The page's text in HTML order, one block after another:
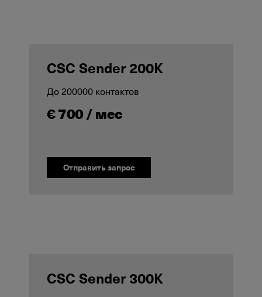
CSC Sender 200K
До 200000 контактов
€ 700 / мес
Отправить запрос
CSC Sender 300K